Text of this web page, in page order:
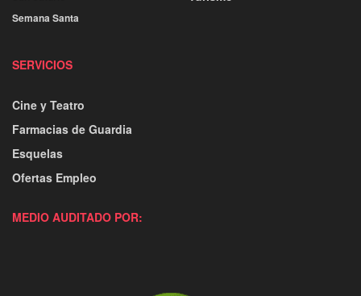
Semana Santa
SERVICIOS
Cine y Teatro
Farmacias de Guardia
Esquelas
Ofertas Empleo
MEDIO AUDITADO POR: